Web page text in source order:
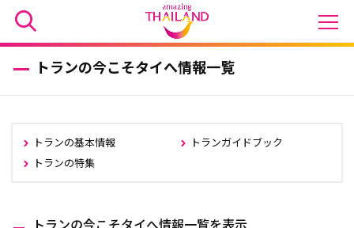
トランの今こそタイへ情報一覧
トランの基本情報
トランガイドブック
トランの特集
トランの今こそタイへ情報一覧を表示